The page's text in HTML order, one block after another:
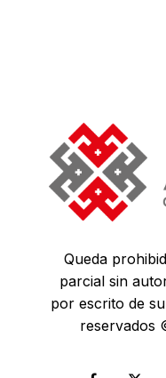
Queda
parcial sin
por escrito de
reservados